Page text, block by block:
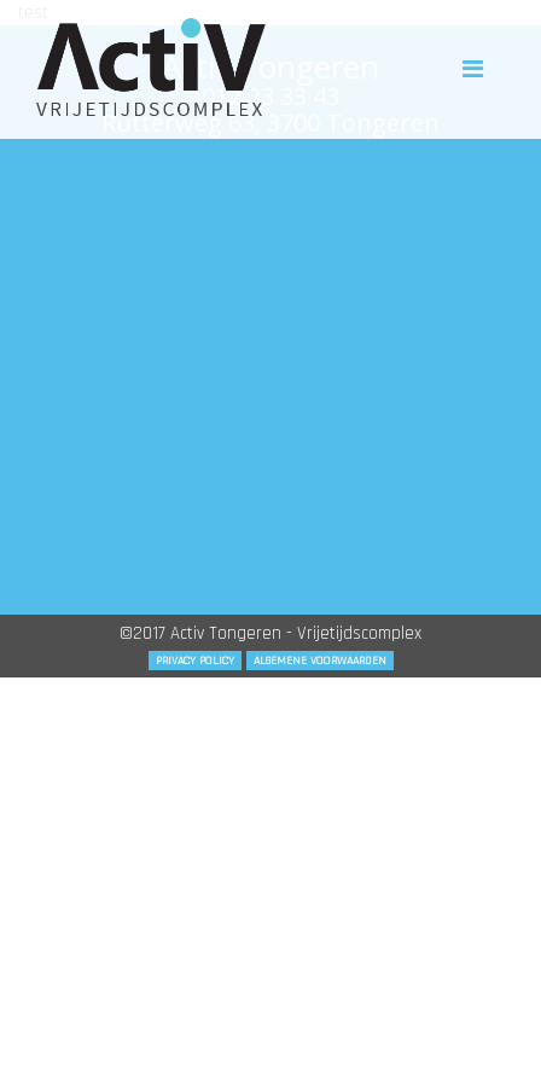
Activ Tongeren
012 23 33 43
Rutterweg 63, 3700 Tongeren
©2017 Activ Tongeren - Vrijetijdscomplex
PRIVACY POLICY ALGEMENE VOORWAARDEN